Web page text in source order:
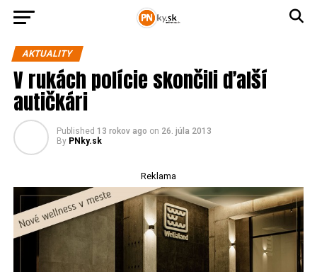
AKTUALITY
V rukách polície skončili ďalší
autičkári
Published 13 rokov ago on 26. júla 2013
By PNky.sk
Reklama